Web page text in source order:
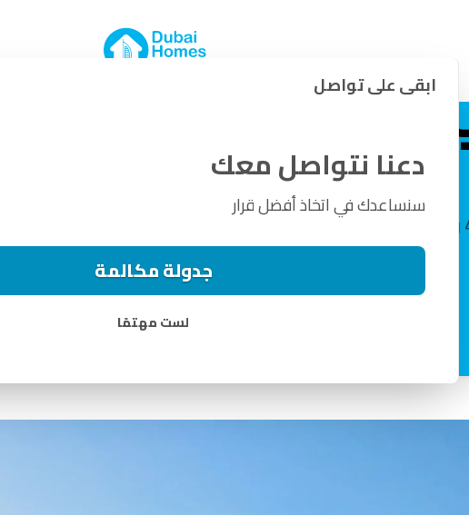
الثانية، فلل حصرية
مدينة محمد بن راشد
فلل حصرية مكونة من 4 و5 و6 غرف نوم للبيع في مدينة محمد بن راشد
ابقى على تواصل
دعنا نتواصل معك
سنساعدك في اتخاذ أفضل قرار
جدولة مكالمة
لست مهتمًا